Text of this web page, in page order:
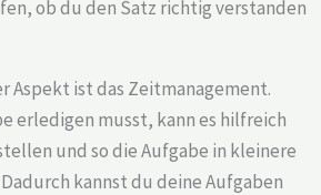
ob du den Satz richtig verstanden
Aspekt ist das Zeitmanagement.
erledigen musst, kann es hilfreich
und so die Aufgabe in kleinere
kannst du deine Aufgaben